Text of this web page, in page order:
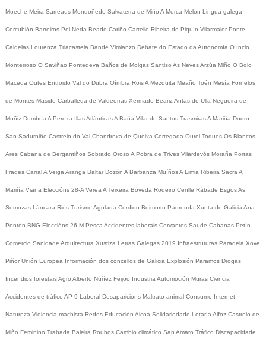
Moeche Meira Sarreaus Mondoñedo Salvaterra de Miño A Merca Melón Lingua galega
Corcubión Barreiros Pol Neda Beade Cariño Cartelle Ribeira de Piquín Vilarmaior Ponte
Caldelas Lourenzá Triacastela Bande Vimianzo Debate do Estado da Autonomía O Incio
Monterroso O Saviñao Pontedeva Baños de Molgas Santiso As NevesArzúa Miño O Bolo
Maceda Outes Entroido Val do Dubra Oímbra RoisA Mezquita Meaño Toén Mesía Fornelos
de Montes Maside Carballeda de Valdeorras Xermade BearizAntas de Ulla Negueira de
Muñiz Dumbría A Peroxa Illas AtlánticasA Baña Vilar de Santos TrasmirasA Mariña Dodro
San Sadurniño Castrelo do Val Chandrexa de Queixa Cortegada Ourol Toques Os Blancos
Ares Cabana de Bergantiños Sobrado Oroso A Pobra de Trives Vilardevós Moraña Portas
Frades CarralA Veiga Aranga Baltar Dozón A Barbanza MuíñosA Limia Ribeira Sacra A
Mariña Viana Eleccións 28-A Verea A Teixeira Bóveda Rodeiro Cenlle Rábade EsgosAs
Somozas Láncara Riós Turismo Agolada Cerdido Boimorto Padrenda Xunta de Galicia Ana
Pontón BNG Eleccións 26-M Pesca Accidentes laborais Cervantes Saúde Cabanas Petín
Comercio Sanidade Arquitectura Xustiza Letras Galegas 2019 Infraestruturas Paradela Xove
Piñor Unión Europea Información dos concellos de Galicia Explosión Paramos Drogas
Incendios forestaisAgro Alberto Núñez Feijóo Industria Automoción Muras Ciencia
Accidentes de tráfico AP-9 Laboral Desaparicións Maltrato animal Consumo Internet
Natureza Violencia machista Redes Educación Alcoa Solidariedade Lotaría Alfoz Castrelo de
Miño Feminino Trabada Baleira Roubos Cambio climático San Amaro Tráfico Discapacidade